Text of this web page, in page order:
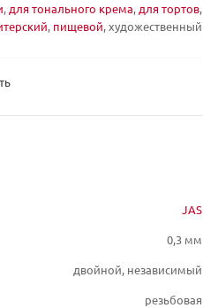
, для тонального крема, для тортов,
, пищевой, художественный
JAS
0,3 мм
двойной, независимый
резьбовая